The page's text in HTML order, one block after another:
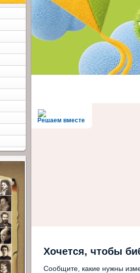
Решаем вместе
Хочется, чтобы
Сообщите, какие нужны